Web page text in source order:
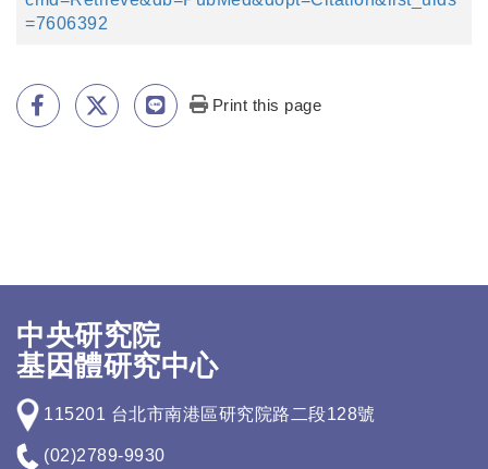
=7606392
Print this page
中央研究院
基因體研究中心
115201 台北市南港區研究院路二段128號
(02)2789-9930